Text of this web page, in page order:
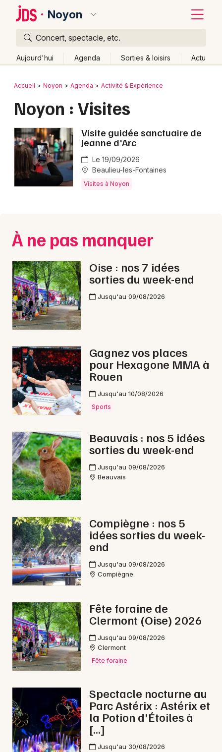
Noyon
Concert, spectacle, etc.
Aujourd'hui Agenda Sorties & loisirs Actu
Publier un événement
Grands événements
Activité & Expérience
Spectacles
Concerts
Sports
Soirées
Expos
Sorties & loisirs
Visites dans l' Oise
Visites en Picardie
Visites dans les Hauts-de-France
Newsletter des sorties
Artistes en tournée
Actus à Noyon
Magazine à Noyon
60 - Oise
Choisir mes départements
Mon email
Bordeaux
Lille
Lyon
Marseille
Nantes
Nice
Paris
Strasbourg
Toulouse
Toutes les villes
Retour
Accueil Noyon Agenda Activité & Expérience
Noyon : Visites
Visite guidée sanctuaire de
Jeanne d'Arc
Le 19/09/2026
Beaulieu-les-Fontaines
Visites à Noyon
À ne pas manquer
Oise : nos 7 idées
sorties du week-end
Jusqu'au 09/08/2026
Gagnez vos places
pour Hexagone MMA à
Rouen
Jusqu'au 10/08/2026
Sports
Beauvais : nos 5 idées
sorties du week-end
Jusqu'au 09/08/2026
Beauvais
Compiègne : nos 5
idées sorties du week-
end
Jusqu'au 09/08/2026
Compiègne
Fête foraine de
Clermont (Oise) 2026
Jusqu'au 09/08/2026
Clermont
Fête foraine
Spectacle nocturne au
Parc Astérix : Astérix et
la Potion d'Étoiles à
[…]
Jusqu'au 30/08/2026
Quoi ?
Où ?
Près de moi
Changer de lieu
Quand ?
Effacer les dates
Aujourd'hui
Demain Ce week-end